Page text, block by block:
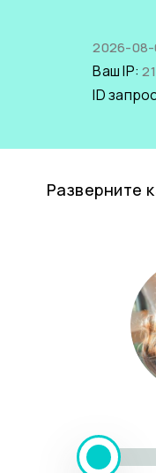
2026-08-
Ваш IP:
ID
Разверните